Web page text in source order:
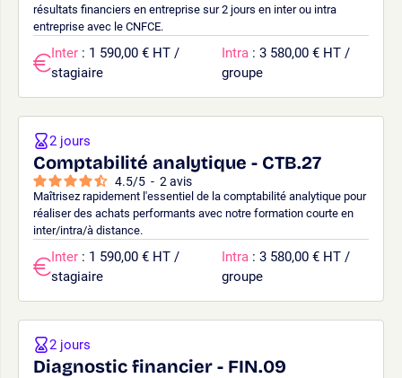
résultats financiers en entreprise sur 2 jours en inter ou intra
entreprise avec le CNFCE.
Inter : 1 590,00 € HT /
stagiaire
Intra : 3 580,00 € HT /
groupe
Comptabilité analytique - CTB.27
4.5/5 - 2 avis
Maîtrisez rapidement l'essentiel de la comptabilité analytique pour
réaliser des achats performants avec notre formation courte en
inter/intra/à distance.
2 jours
Inter : 1 590,00 € HT /
stagiaire
Intra : 3 580,00 € HT /
groupe
Diagnostic financier - FIN.09
2 jours